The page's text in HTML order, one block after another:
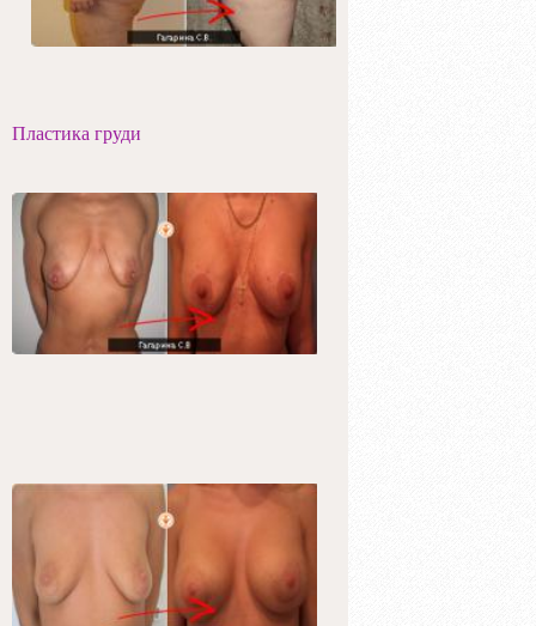
Пластика груди